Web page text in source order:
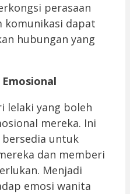
perasaan
komunikasi dapat
hubungan yang
lelaki yang boleh
mereka. Ini
untuk
dan memberi
Menjadi
emosi wanita